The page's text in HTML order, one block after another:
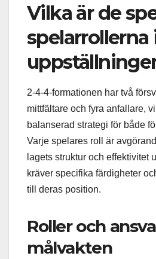
Vilka är de
spelarrollerna
2-4-4-formationen har två
mittfältare och fyra anfallare,
balanserad strategi för både
Varje spelares roll är
lagets struktur och effektivitet
kräver specifika färdigheter
till deras position.
Roller och
målvakten